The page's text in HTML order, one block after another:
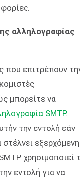
αλληλογραφίας
που επιτρέπουν
μπορείτε να
SMTP.
την εντολή εάν
εξερχόμενη
χρησιμοποιεί
εντολή για να